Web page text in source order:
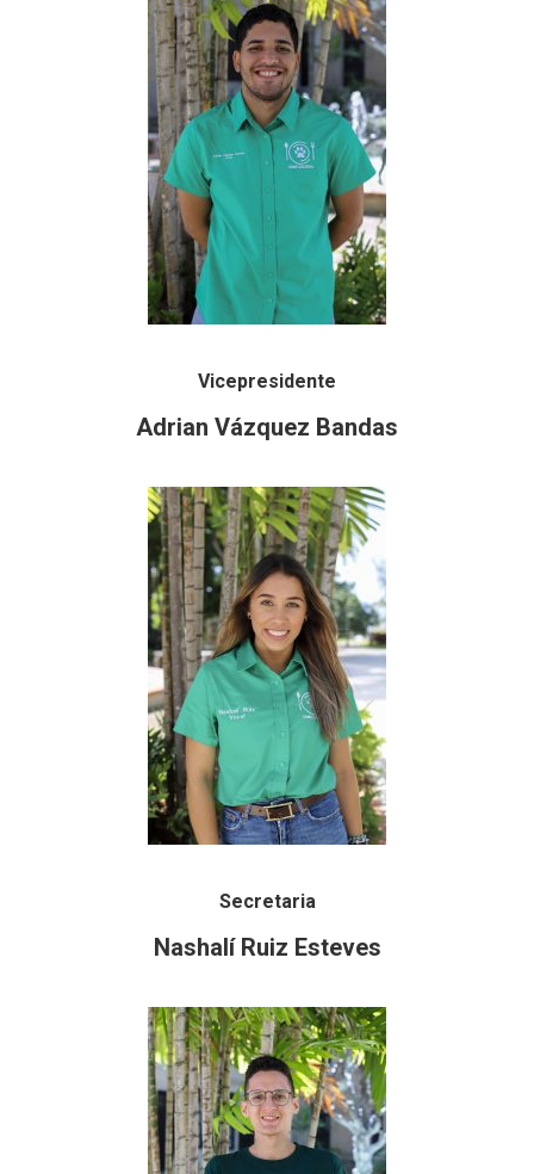
Vicepresidente
Adrian Vázquez Bandas
Secretaria
Nashalí Ruiz Esteves